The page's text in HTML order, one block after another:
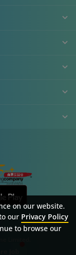
Job
Limited.
on our website.
our Privacy Policy
to browse our